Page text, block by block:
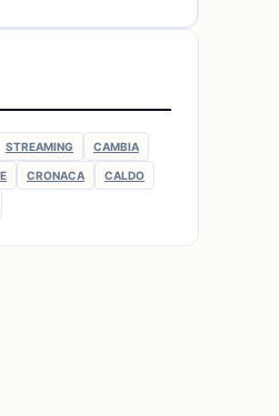
STREAMING CAMBIA
CRONACA CALDO